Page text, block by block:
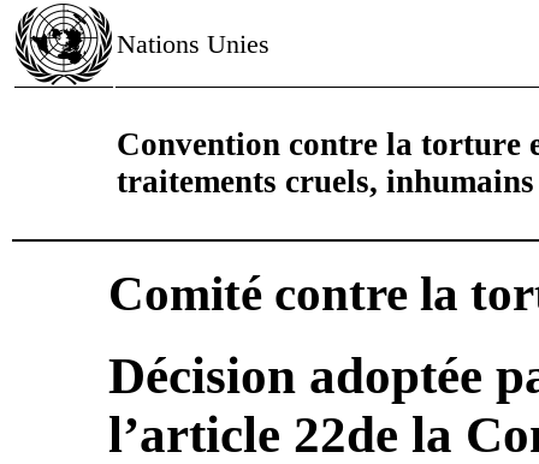
Nations Unies
Convention contre la torture
traitements cruels,
Comité contre la
Décision adoptée
l’article 22de la